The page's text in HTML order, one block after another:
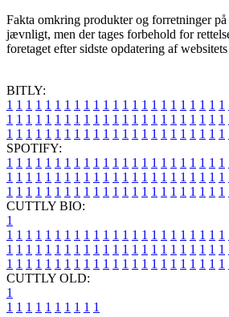
Fakta omkring produkter og forretninger på
jævnligt, men der tages forbehold for
foretaget efter sidste opdatering af websitets
BITLY:
1 1 1 1 1 1 1 1 1 1 1 1 1 1 1 1 1 1 1 1 1 1 1
1 1 1 1 1 1 1 1 1 1 1 1 1 1 1 1 1 1 1 1 1 1 1
1 1 1 1 1 1 1 1 1 1 1 1 1 1 1 1 1 1 1 1 1 1 1
SPOTIFY:
1 1 1 1 1 1 1 1 1 1 1 1 1 1 1 1 1 1 1 1 1 1 1
1 1 1 1 1 1 1 1 1 1 1 1 1 1 1 1 1 1 1 1 1 1 1
1 1 1 1 1 1 1 1 1 1 1 1 1 1 1 1 1 1 1 1 1 1 1
CUTTLY BIO:
1
1 1 1 1 1 1 1 1 1 1 1 1 1 1 1 1 1 1 1 1 1 1 1
1 1 1 1 1 1 1 1 1 1 1 1 1 1 1 1 1 1 1 1 1 1 1
1 1 1 1 1 1 1 1 1 1 1 1 1 1 1 1 1 1 1 1 1 1 1
CUTTLY OLD:
1
1 1 1 1 1 1 1 1 1 1